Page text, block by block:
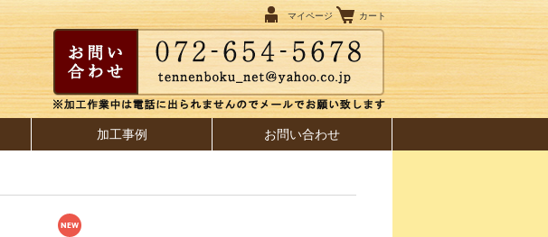
マイページ カート
加工事例 お問い合わせ